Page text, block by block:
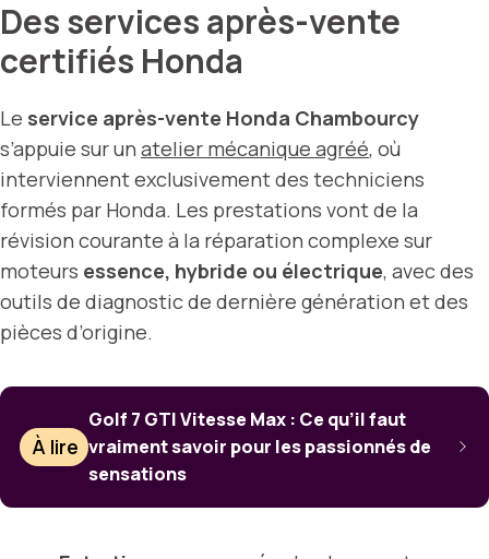
Des services après-vente
certifiés Honda
Le service après-vente Honda Chambourcy
s’appuie sur un atelier mécanique agréé, où
interviennent exclusivement des techniciens
formés par Honda. Les prestations vont de la
révision courante à la réparation complexe sur
moteurs essence, hybride ou électrique, avec des
outils de diagnostic de dernière génération et des
pièces d’origine.
À lire
Golf 7 GTI Vitesse Max : Ce qu’il faut
vraiment savoir pour les passionnés de
sensations